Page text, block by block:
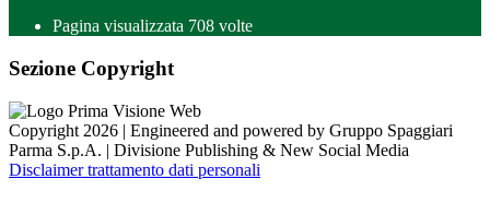
Pagina visualizzata 708 volte
Sezione Copyright
Copyright 2026 | Engineered and powered by Gruppo Spaggiari
Parma S.p.A. | Divisione Publishing & New Social Media
Disclaimer trattamento dati personali